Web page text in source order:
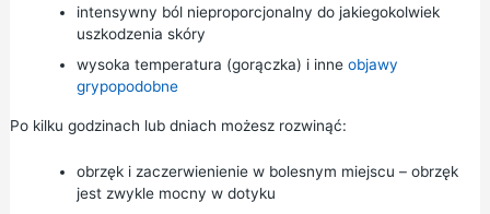
intensywny ból nieproporcjonalny do jakiegokolwiek
uszkodzenia skóry
wysoka temperatura (gorączka) i inne objawy
grypopodobne
Po kilku godzinach lub dniach możesz rozwinąć:
obrzęk i zaczerwienienie w bolesnym miejscu – obrzęk
jest zwykle mocny w dotyku